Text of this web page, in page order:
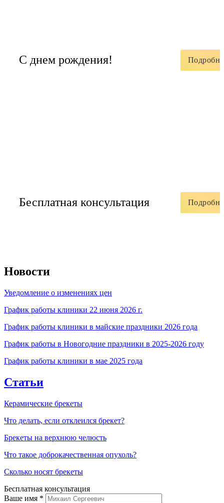
С днем рождения!
Бесплатная консультация
Новости
Уведомление о изменениях цен
График работы клиники 22 июня 2026 г.
График работы клиники в майские праздники 2026 года
График работы в Новогодние праздники в 2025-2026 году
График работы клиники в мае 2025 года
Статьи
Керамические брекеты
Что делать, если отклеился брекет?
Брекеты на верхнюю челюсть
Что такое доброкачественная опухоль?
Сколько носят брекеты
Бесплатная консультация
Ваше имя *